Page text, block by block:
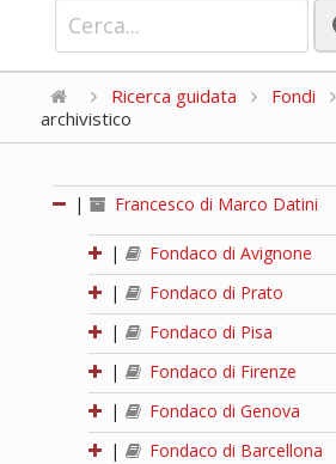
Ricerca guidata Fondi
archivistico
| Francesco di Marco Datini
|
Fondaco di Avignone
|
Fondaco di Prato
|
Fondaco di Pisa
|
Fondaco di Firenze
|
Fondaco di Genova
|
Fondaco di Barcellona